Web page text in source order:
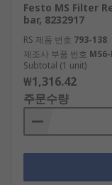
Festo MS Filter
bar, 8232917
RS 제품 번호 793-138
제조사 부품 번호
Subtotal (1 unit)
₩1,316.42
주문수량